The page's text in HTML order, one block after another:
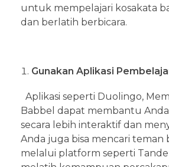
untuk mempelajari kosakata
dan berlatih berbicara.
Gunakan Aplikasi
Aplikasi seperti Duolingo,
Babbel dapat membantu
secara lebih interaktif dan
Anda juga bisa mencari teman
melalui platform seperti